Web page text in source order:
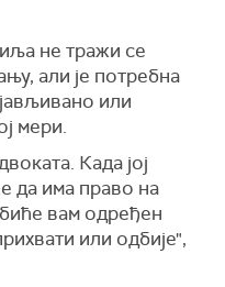
не тражи се
али је потребна
или
мери.
Када јој
да има право на
вам одређен
или одбије",